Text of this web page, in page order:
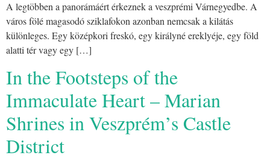
A legtöbben a panorámáért érkeznek a veszprémi Várnegyedbe. A
város fölé magasodó sziklafokon azonban nemcsak a kilátás
különleges. Egy középkori freskó, egy királyné ereklyéje, egy föld
alatti tér vagy egy […]
In the Footsteps of the
Immaculate Heart – Marian
Shrines in Veszprém’s Castle
District